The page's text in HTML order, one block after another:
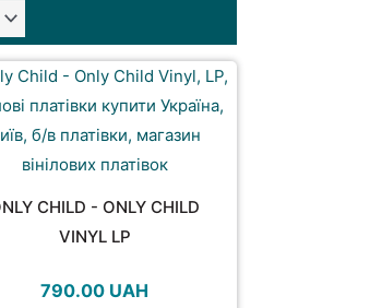
CHILD - ONLY CHILD
VINYL LP
790.00 UAH